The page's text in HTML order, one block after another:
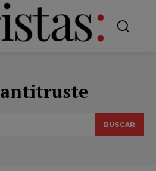
antitruste
BUSCAR